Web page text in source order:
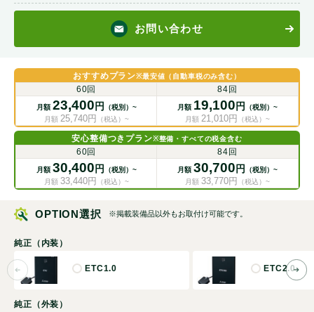
OPTION選択 ※掲載装備品以外もお取付け可能です。
純正（内装）
ETC1.0 ETC2.0
純正（外装）
おすすめプラン※最安値（自動車税のみ含む）
60回 84回
月額 23,400円 （税別）~
月額 25,740円 （税込）~
月額 19,100円 （税別）~
月額 21,010円 （税込）~
安心整備つきプラン※整備・すべての税金含む
60回 84回
月額 30,400円 （税別）~
月額 33,440円 （税込）~
月額 30,700円 （税別）~
月額 33,770円 （税込）~
お問い合わせ